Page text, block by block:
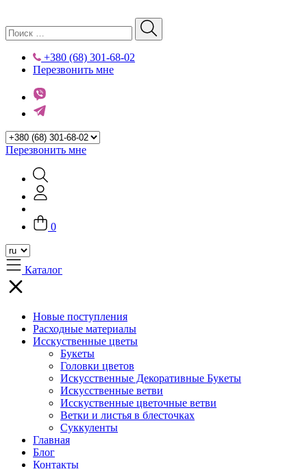
+380 (68) 301-68-02
Перезвонить мне
Перезвонить мне
0
Каталог
Новые поступления
Расходные материалы
Исскуственные цветы
Букеты
Головки цветов
Искусственные Декоративные Букеты
Искусственные ветви
Исскуственные цветочные ветви
Ветки и листья в блесточках
Суккуленты
Главная
Блог
Контакты